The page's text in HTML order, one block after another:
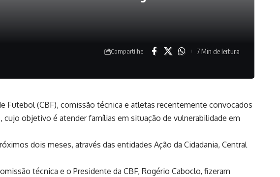
Compartilhe 7 Min de leitura
Futebol (CBF), comissão técnica e atletas recentemente convocados
objetivo é atender famílias em situação de vulnerabilidade em
dois meses, através das entidades Ação da Cidadania, Central
técnica e o Presidente da CBF, Rogério Caboclo, fizeram